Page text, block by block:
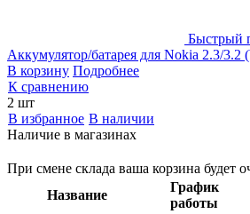
Быстрый
Аккумулятор/батарея для Nokia 2.3/3.2
В корзину Подробнее
К сравнению
2 шт
В избранное В наличии
Наличие в магазинах
При смене склада ваша корзина будет
Название
График
работы